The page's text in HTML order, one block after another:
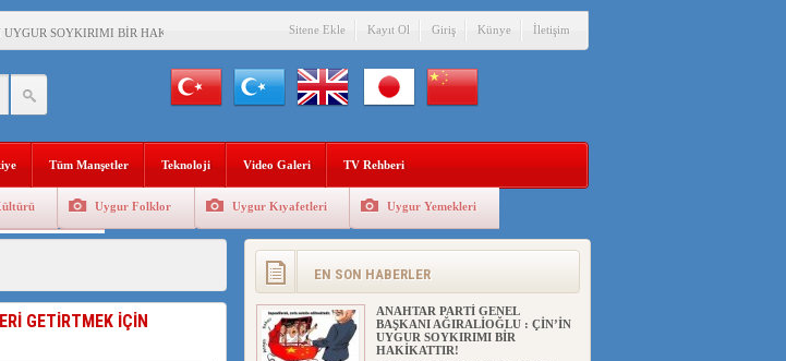
SOYKIRIMI BİR HAKİKATTIR!
POSTMODERN BİR SOYKIRIMDIR!
BİZİM KIRMIZI ÇİZGİMİZDİR!”
TÜRKİSTAN
BAŞKANI’NA TEPKİLER SÜRÜYOR
GARİP SANSÜR VE HADSIZ İHTAR
Sitene Ekle Kayıt Ol Giriş Künye İletişim
Tüm Manşetler Teknoloji Video Galeri TV Rehberi
Uygur Folklor Uygur Kıyafetleri Uygur Yemekleri
GETİRTMEK İÇİN
EN SON HABERLER
ANAHTAR PARTİ GENEL
BAŞKANI AĞIRALİOĞLU : ÇİN’İN
UYGUR SOYKIRIMI BİR
HAKİKATTIR!